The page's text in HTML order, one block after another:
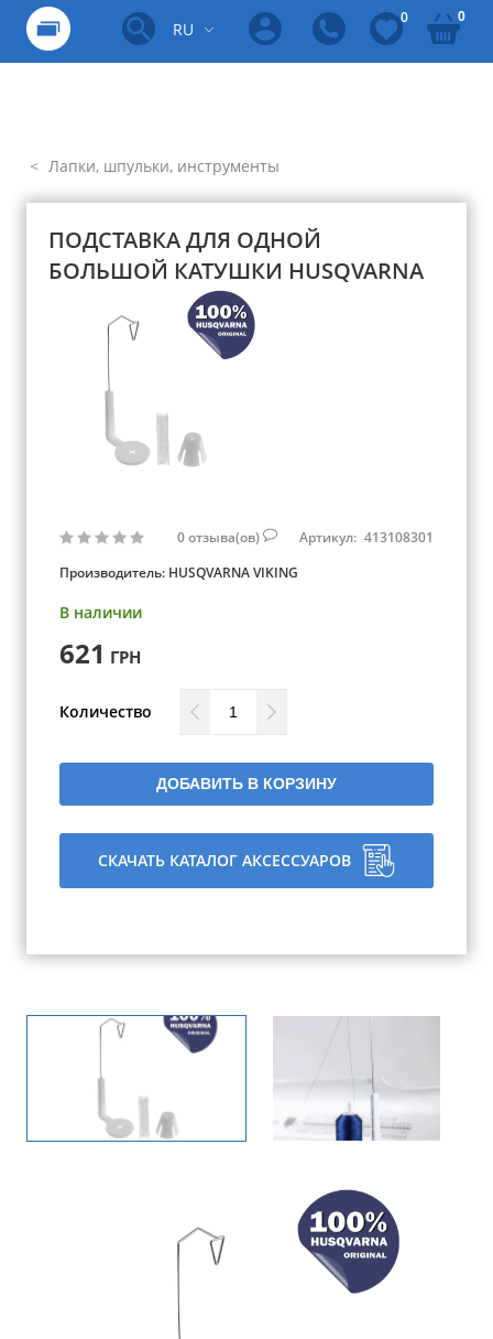
RU
0 0
Лапки, шпульки, инструменты
ПОДСТАВКА ДЛЯ ОДНОЙ
БОЛЬШОЙ КАТУШКИ HUSQVARNA
0отзыва(ов) Артикул: 413108301
Производитель: HUSQVARNA VIKING
В наличии
621 ГРН
Количество
ДОБАВИТЬ В КОРЗИНУ
СКАЧАТЬ КАТАЛОГ АКСЕССУАРОВ